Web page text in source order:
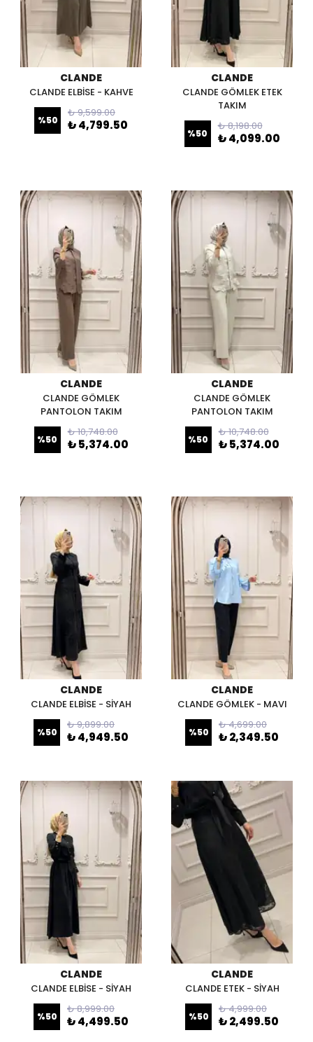
CLANDE
CLANDE ELBİSE - KAHVE
%50
₺ 9,599.00
₺ 4,799.50
CLANDE
CLANDE GÖMLEK ETEK
TAKIM
%50
₺ 8,198.00
₺ 4,099.00
CLANDE
CLANDE GÖMLEK
PANTOLON TAKIM
%50
₺ 10,748.00
₺ 5,374.00
CLANDE
CLANDE GÖMLEK
PANTOLON TAKIM
%50
₺ 10,748.00
₺ 5,374.00
CLANDE
CLANDE ELBİSE - SİYAH
%50
₺ 9,899.00
₺ 4,949.50
CLANDE
CLANDE GÖMLEK - MAVI
%50
₺ 4,699.00
₺ 2,349.50
CLANDE
CLANDE ELBİSE - SİYAH
%50
₺ 8,999.00
₺ 4,499.50
CLANDE
CLANDE ETEK - SİYAH
%50
₺ 4,999.00
₺ 2,499.50